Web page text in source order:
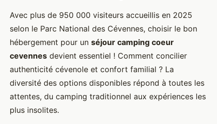
Avec plus de 950 000 visiteurs accueillis en 2025
selon le Parc National des Cévennes, choisir le bon
hébergement pour un séjour camping coeur
cevennes devient essentiel ! Comment concilier
authenticité cévenole et confort familial ? La
diversité des options disponibles répond à toutes les
attentes, du camping traditionnel aux expériences les
plus insolites.